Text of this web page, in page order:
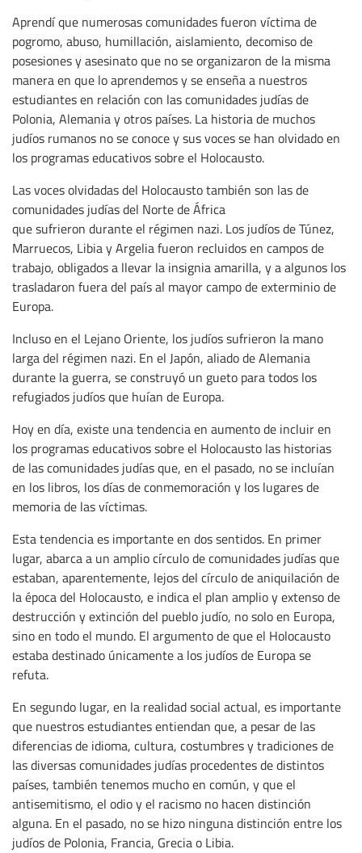
Aprendí que numerosas comunidades fueron víctima de
pogromo, abuso, humillación, aislamiento, decomiso de
posesiones y asesinato que no se organizaron de la misma
manera en que lo aprendemos y se enseña a nuestros
estudiantes en relación con las comunidades judías de
Polonia, Alemania y otros países. La historia de muchos
judíos rumanos no se conoce y sus voces se han olvidado en
los programas educativos sobre el Holocausto.
Las voces olvidadas del Holocausto también son las de
comunidades judías del Norte de África
que sufrieron durante el régimen nazi. Los judíos de Túnez,
Marruecos, Libia y Argelia fueron recluidos en campos de
trabajo, obligados a llevar la insignia amarilla, y a algunos los
trasladaron fuera del país al mayor campo de exterminio de
Europa.
Incluso en el Lejano Oriente, los judíos sufrieron la mano
larga del régimen nazi. En el Japón, aliado de Alemania
durante la guerra, se construyó un gueto para todos los
refugiados judíos que huían de Europa.
Hoy en día, existe una tendencia en aumento de incluir en
los programas educativos sobre el Holocausto las historias
de las comunidades judías que, en el pasado, no se incluían
en los libros, los días de conmemoración y los lugares de
memoria de las víctimas.
Esta tendencia es importante en dos sentidos. En primer
lugar, abarca a un amplio círculo de comunidades judías que
estaban, aparentemente, lejos del círculo de aniquilación de
la época del Holocausto, e indica el plan amplio y extenso de
destrucción y extinción del pueblo judío, no solo en Europa,
sino en todo el mundo. El argumento de que el Holocausto
estaba destinado únicamente a los judíos de Europa se
refuta.
En segundo lugar, en la realidad social actual, es importante
que nuestros estudiantes entiendan que, a pesar de las
diferencias de idioma, cultura, costumbres y tradiciones de
las diversas comunidades judías procedentes de distintos
países, también tenemos mucho en común, y que el
antisemitismo, el odio y el racismo no hacen distinción
alguna. En el pasado, no se hizo ninguna distinción entre los
judíos de Polonia, Francia, Grecia o Libia.